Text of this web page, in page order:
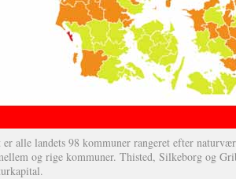
er alle landets 98 kommuner rangeret efter
og rige kommuner. Thisted, Silkeborg og